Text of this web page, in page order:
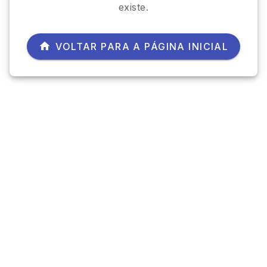
existe.
VOLTAR PARA A PÁGINA INICIAL